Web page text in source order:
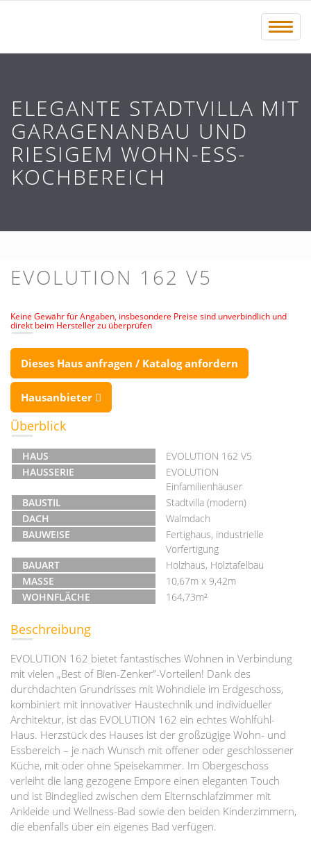
Menü
ELEGANTE STADTVILLA MIT
GARAGENANBAU UND
RIESIGEM WOHN-ESS-
KOCHBEREICH
EVOLUTION 162 V5
Keine Gewähr für Angaben, insbesondere Preise sind unverbindlich und
direkt beim Hersteller zu überprüfen
Dieses Haus anfragen / Katalog anfordern
Hausanbieter
Überblick
HAUS
EVOLUTION 162 V5
HAUSSERIE
EVOLUTION
Einfamilienhäuser
BAUSTIL
Stadtvilla (modern)
DACH
Walmdach
BAUWEISE
Fertighaus, industrielle
Vorfertigung
BAUART
Holzhaus, Holztafelbau
MASSE
10,67m x 9,42m
WOHNFLÄCHE
164,73m²
Beschreibung
EVOLUTION 162 bietet fantastisches Wohnen in Verbindung
mit vielen „Best of Bien-Zenker”-Vorteilen! Dank des
durchdachten Grundrisses mit Wohndiele im Erdgeschoss,
kombiniert mit innovativer Haustechnik und individueller
Architektur, ist das EVOLUTION 162 ein echtes Wohlfühl-
Haus. Herzstück des Hauses ist der großzügige Wohn- und
Essbereich – je nach Wunsch mit offener oder geschlossener
Küche, mit oder ohne Speisekammer. Im Obergeschoss
verleiht die lang gezogene Empore einen eleganten Touch
und ist Bindeglied zwischen dem Elternschlafzimmer mit
Ankleide und Wellness-Bad sowie den beiden Kinderzimmern,
die ebenfalls über ein eigenes Bad verfügen.